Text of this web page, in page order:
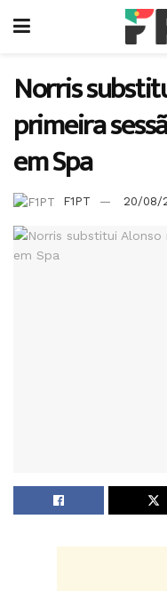
Norris
primeira
em Spa
F1PT 20/08/